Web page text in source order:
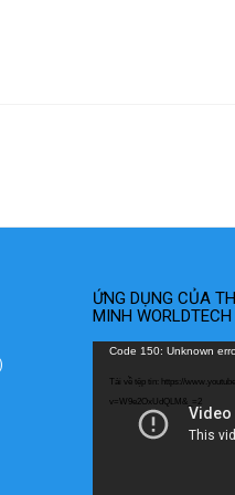
ỨNG DỤNG CỦA
MINH WORLDTECH
Trình
Video
Code 150: Unknown
Tải về tệp tin: https://
v=W9e2OxUdQLM&_=2